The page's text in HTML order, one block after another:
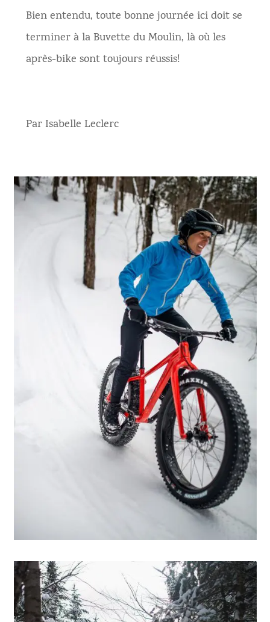
Bien entendu, toute bonne journée ici doit se
terminer à la Buvette du Moulin, là où les
après-bike sont toujours réussis!
Par Isabelle Leclerc